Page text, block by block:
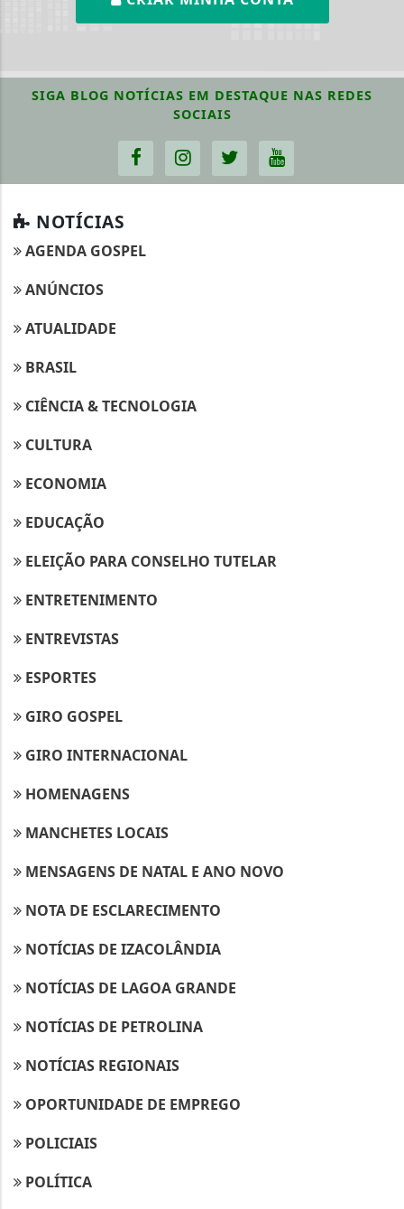
SIGA BLOG NOTÍCIAS EM DESTAQUE NAS REDES
SOCIAIS
NOTÍCIAS
AGENDA GOSPEL
ANÚNCIOS
ATUALIDADE
BRASIL
CIÊNCIA & TECNOLOGIA
CULTURA
ECONOMIA
EDUCAÇÃO
ELEIÇÃO PARA CONSELHO TUTELAR
ENTRETENIMENTO
ENTREVISTAS
ESPORTES
GIRO GOSPEL
GIRO INTERNACIONAL
HOMENAGENS
MANCHETES LOCAIS
MENSAGENS DE NATAL E ANO NOVO
NOTA DE ESCLARECIMENTO
NOTÍCIAS DE IZACOLÂNDIA
NOTÍCIAS DE LAGOA GRANDE
NOTÍCIAS DE PETROLINA
NOTÍCIAS REGIONAIS
OPORTUNIDADE DE EMPREGO
POLICIAIS
POLÍTICA
Termos de Uso e Privacidade
experiência de navegação. Ao continuar o acesso,
de Uso e Privacidade.